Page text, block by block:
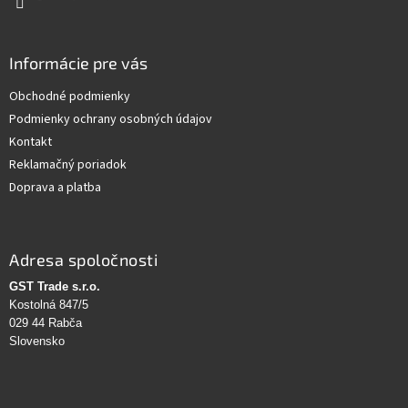
Informácie pre vás
Obchodné podmienky
Podmienky ochrany osobných údajov
Kontakt
Reklamačný poriadok
Doprava a platba
Adresa spoločnosti
GST Trade s.r.o.
Kostolná 847/5
029 44 Rabča
Slovensko